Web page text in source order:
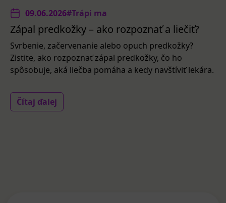
09.06.2026#Trápi ma
Zápal predkožky – ako rozpoznať a liečiť?
Svrbenie, začervenanie alebo opuch predkožky?
Zistite, ako rozpoznať zápal predkožky, čo ho
spôsobuje, aká liečba pomáha a kedy navštíviť lekára.
Čítaj ďalej